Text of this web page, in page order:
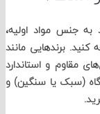
مواد اولیه،
مانند
و استاندارد
یا سنگین) و